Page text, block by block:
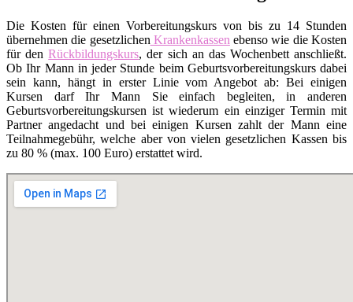
Die Kosten für einen Vorbereitungskurs von bis zu 14 Stunden
übernehmen die gesetzlichen Krankenkassen ebenso wie die Kosten
für denRückbildungskurs, der sich an das Wochenbett anschließt.
Ob Ihr Mann in jeder Stunde beim Geburtsvorbereitungskurs dabei
sein kann, hängt in erster Linie vom Angebot ab: Bei einigen
Kursen darf Ihr Mann Sie einfach begleiten, in anderen
Geburtsvorbereitungskursen ist wiederum ein einziger Termin mit
Partner angedacht und bei einigen Kursen zahlt der Mann eine
Teilnahmegebühr, welche aber von vielen gesetzlichen Kassen bis
zu 80 % (max. 100 Euro) erstattet wird.